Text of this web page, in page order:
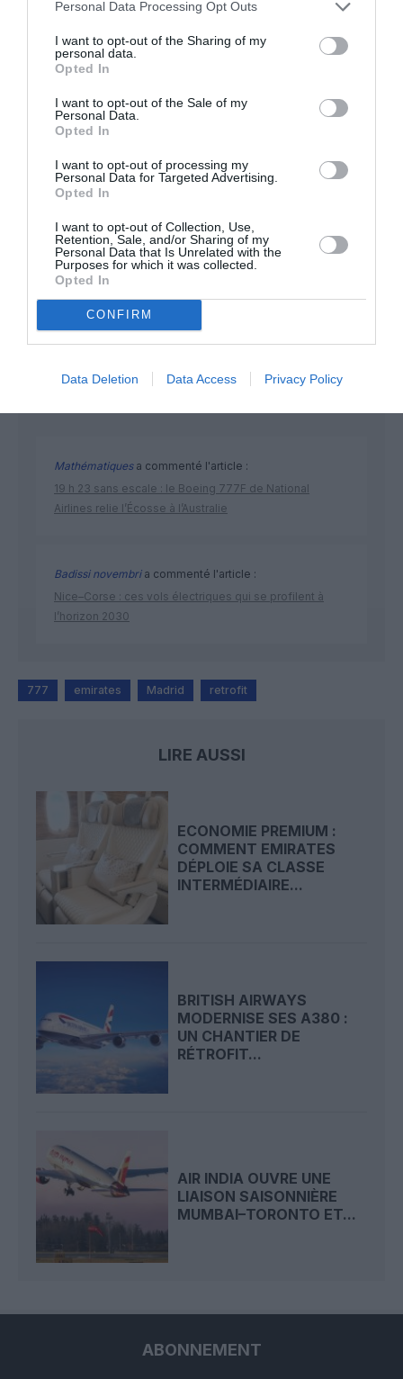
Personal Data Processing Opt Outs
I want to opt-out of the Sharing of my
personal data.
Opted In
I want to opt-out of the Sale of my
Personal Data.
Opted In
I want to opt-out of processing my
Personal Data for Targeted Advertising.
Opted In
I want to opt-out of Collection, Use,
Retention, Sale, and/or Sharing of my
Personal Data that Is Unrelated with the
Purposes for which it was collected.
Opted In
CONFIRM
Data Deletion Data Access Privacy Policy
LAISSER UN COMMENTAIRE
Soutenez Air Journal participez
à son
développement !
NOUS SOUTENIR
Mathématiquesa commenté l'article :
19 h 23 sans escale : le Boeing 777F de National
Airlines relie l’Écosse à l’Australie
Badissi novembria commenté l'article :
Nice–Corse : ces vols électriques qui se profilent à
l’horizon 2030
777 emirates Madrid retrofit
LIRE AUSSI
ECONOMIE PREMIUM :
COMMENT EMIRATES
DÉPLOIE SA CLASSE
INTERMÉDIAIRE...
BRITISH AIRWAYS
MODERNISE SES A380 :
UN CHANTIER DE
RÉTROFIT...
AIR INDIA OUVRE UNE
LIAISON SAISONNIÈRE
MUMBAI–TORONTO ET...
ABONNEMENT